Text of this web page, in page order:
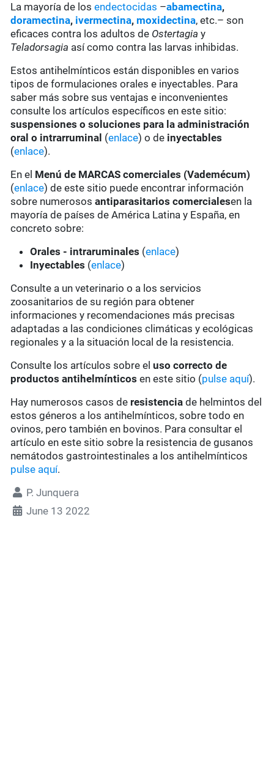
La mayoría de losendectocidas –abamectina,
doramectina, ivermectina, moxidectina, etc.– son
eficaces contra los adultos de Ostertagia y
Teladorsagia así como contra las larvas inhibidas.
Estos antihelmínticos están disponibles en varios
tipos de formulaciones orales e inyectables. Para
saber más sobre sus ventajas e inconvenientes
consulte los artículos específicos en este sitio:
suspensiones o soluciones para la administración
oral o intrarruminal (enlace) o de inyectables
(enlace).
En el Menú de MARCAS comerciales (Vademécum)
(enlace) de este sitio puede encontrar información
sobre numerososantiparasitarios comercialesen la
mayoría de países de América Latina y España, en
concreto sobre:
Orales - intraruminales (enlace)
Inyectables (enlace)
Consulte a un veterinario o a los servicios
zoosanitarios de su región para obtener
informaciones y recomendaciones más precisas
adaptadas a las condiciones climáticas y ecológicas
regionales y a la situación local de la resistencia.
Consulte los artículos sobre eluso correcto de
productos antihelmínticos en este sitio (pulse aquí).
Hay numerosos casos de resistencia de helmintos del
estos géneros a los antihelmínticos, sobre todo en
ovinos, pero también en bovinos. Para consultar el
artículo en este sitio sobre la resistencia de gusanos
nemátodos gastrointestinales a los antihelmínticos
pulse aquí.
P. Junquera
June 13 2022